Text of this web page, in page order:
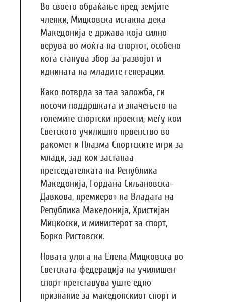
Во своето обраќање пред земјите
членки, Мицковска истакна дека
Македонија е држава која силно
верува во моќта на спортот, особено
кога станува збор за развојот и
иднината на младите генерации.
Како потврда за таа заложба, ги
посочи поддршката и значењето на
големите спортски проекти, меѓу кои
Светското училишно првенство во
ракомет и Плазма Спортските игри за
млади, зад кои застанаа
претседателката на Република
Македонија, Гордана Сиљановска-
Давкова, премиерот на Владата на
Република Македонија, Христијан
Мицкоски, и министерот за спорт,
Борко Ристовски.
Новата улога на Елена Мицковска во
Светската федерација на училишен
спорт претставува уште едно
признание за македонскиот спорт и